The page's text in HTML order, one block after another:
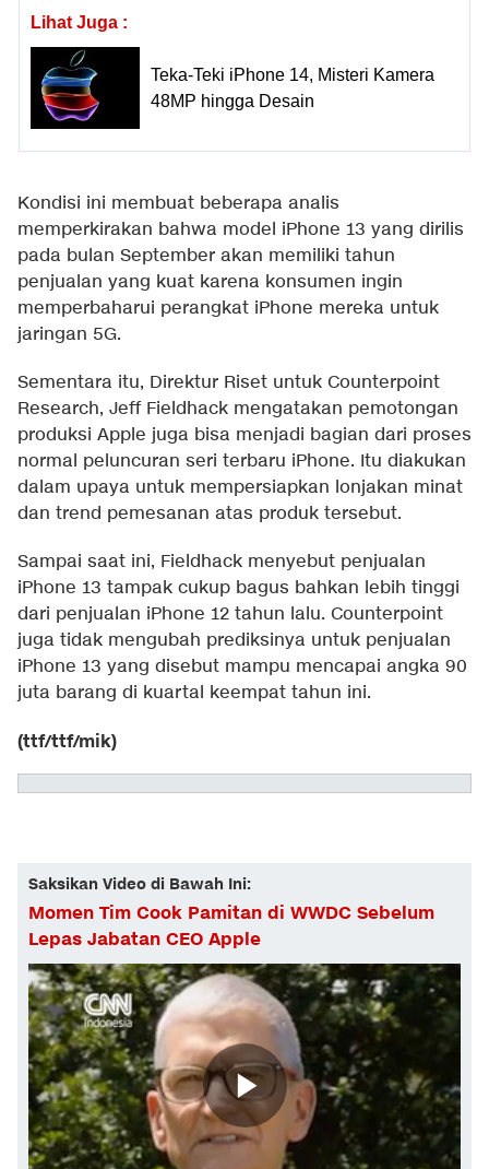
Lihat Juga :
Teka-Teki iPhone 14, Misteri Kamera
48MP hingga Desain
Kondisi ini membuat beberapa analis
memperkirakan bahwa model iPhone 13 yang dirilis
pada bulan September akan memiliki tahun
penjualan yang kuat karena konsumen ingin
memperbaharui perangkat iPhone mereka untuk
jaringan 5G.
Sementara itu, Direktur Riset untuk Counterpoint
Research, Jeff Fieldhack mengatakan pemotongan
produksi Apple juga bisa menjadi bagian dari proses
normal peluncuran seri terbaru iPhone. Itu diakukan
dalam upaya untuk mempersiapkan lonjakan minat
dan trend pemesanan atas produk tersebut.
Sampai saat ini, Fieldhack menyebut penjualan
iPhone 13 tampak cukup bagus bahkan lebih tinggi
dari penjualan iPhone 12 tahun lalu. Counterpoint
juga tidak mengubah prediksinya untuk penjualan
iPhone 13 yang disebut mampu mencapai angka 90
juta barang di kuartal keempat tahun ini.
(ttf/ttf/mik)
Saksikan Video di Bawah Ini:
Momen Tim Cook Pamitan di WWDC Sebelum
Lepas Jabatan CEO Apple